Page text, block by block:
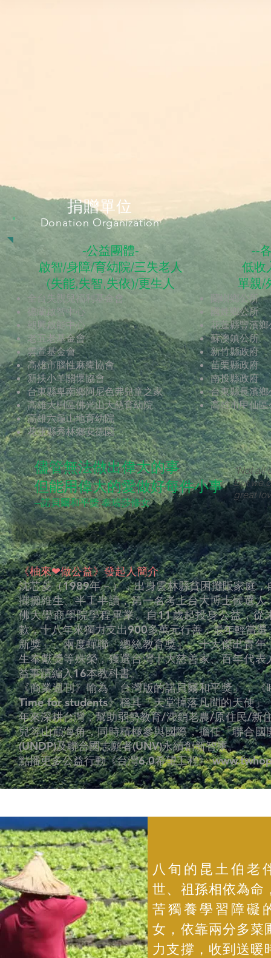
-公益團體-
啟智/身障/育幼院/​​三失老人
(失能,失智,失依)/更生人
全台失親兒福利基金會
德蘭啟智中心
朝興啟能中心
老五老基金會
雲萱基金會
高雄市腦性麻痺協會
新扶小羊關懷協會
台東縣卑南鄉阿尼色弗兒童之家
高雄大樹區佛光山大慈育幼院
高雄六龜山地育幼院
花蓮縣秀林鄉安德園
--
低收
單親/
蘭嶼鄉公所
國姓鄉公所
花蓮縣豐濱
蘇澳鎮公所
新竹縣政府
苗栗縣政府
南投縣政府
台東縣長濱鄉
高雄市甲仙區
“Not all
But we
great
儘管無法做出偉大的事
但能用偉大的愛做好每件小事
─諾貝爾和平獎 泰瑞莎修女
捐贈單位
Donation Organization
《柚來❤做公益》發起人簡介
沈芯菱（1989年－），出身雲林縣貧困攤販家庭，
擺攤維生、半工半讀，第一名考上台大博士候選人
佛大學商學院學程畢業。自11歲起投身公益，從
款，十八年來獨力支出900多萬元行善，最年輕當選
新獎」、兩度蟬聯「總統教育獎」、十大傑出青年
生奉獻獎等殊榮，獲選台灣十大慈善家、百年代表
益事蹟編入16本教科書。
《商業週刊》喻為「台灣版的諾貝爾和平獎」，《
Time for students》稱其「天堂掉落凡間的天使」
年來深耕台灣，幫助弱勢教育/滯銷老農/原住民/新
兒等山巔海角，同時積極參與國際，擔任「聯合國
(UNDP)及聯合國志願者(UNV)永續創新智庫。
點播更多公益行動《台灣6.0希望工程》
八旬的昆土伯老
世、祖孫相依為命
苦獨養學習障礙
女，依靠兩分多菜
力支撐，收到送暖